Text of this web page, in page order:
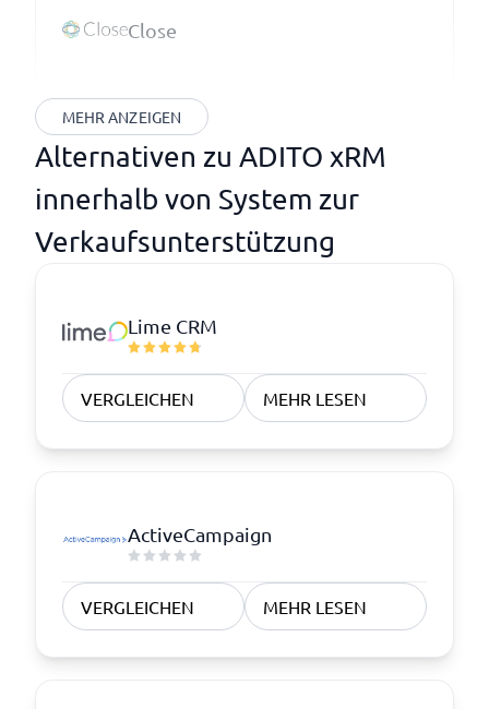
Close
MEHR ANZEIGEN
Alternativen zu ADITO xRM
innerhalb von System zur
Verkaufsunterstützung
Lime CRM
VERGLEICHEN MEHR LESEN
ActiveCampaign
VERGLEICHEN MEHR LESEN